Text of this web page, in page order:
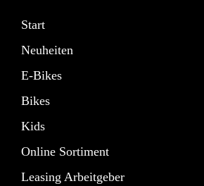
Start
Neuheiten
E-Bikes
Bikes
Kids
Online Sortiment
Leasing Arbeitgeber